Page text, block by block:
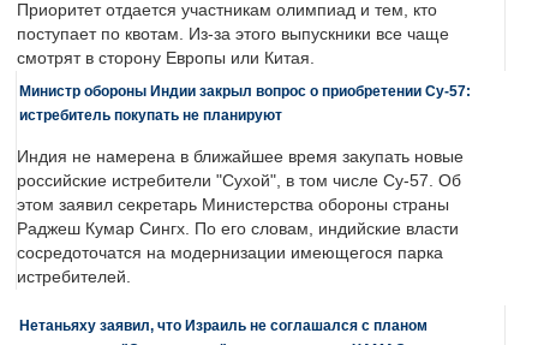
Приоритет отдается участникам олимпиад и тем, кто
поступает по квотам. Из-за этого выпускники все чаще
смотрят в сторону Европы или Китая.
Министр обороны Индии закрыл вопрос о приобретении Су-57:
истребитель покупать не планируют
Индия не намерена в ближайшее время закупать новые
российские истребители "Сухой", в том числе Су-57. Об
этом заявил секретарь Министерства обороны страны
Раджеш Кумар Сингх. По его словам, индийские власти
сосредоточатся на модернизации имеющегося парка
истребителей.
Нетаньяху заявил, что Израиль не соглашался с планом